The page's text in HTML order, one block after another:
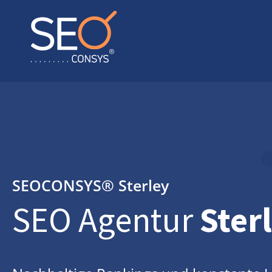
SEOCONSYS® Sterley
SEO Agentur